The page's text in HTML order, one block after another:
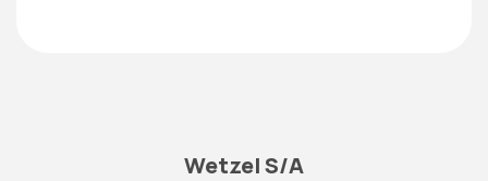
Wetzel S/A